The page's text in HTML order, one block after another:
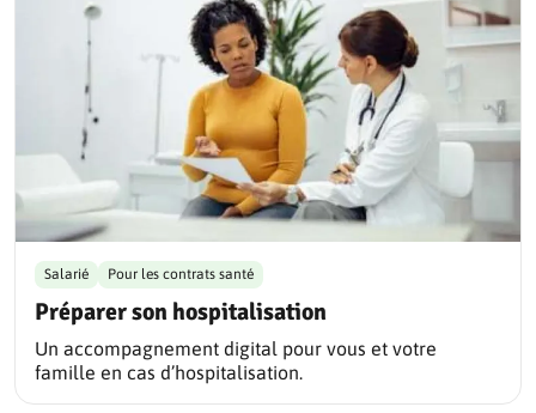
Préparer son hospitalisation
Salarié Pour les contrats santé
Un accompagnement digital pour vous et votre
famille en cas d’hospitalisation.